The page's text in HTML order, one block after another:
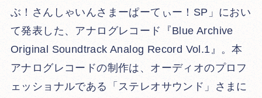
ぶ！さんしゃいんさまーぱーてぃー！SP」におい
て発表した、アナログレコード『Blue Archive
Original Soundtrack Analog Record Vol.1』。本
アナログレコードの制作は、オーディオのプロフ
ェッショナルである「ステレオサウンド」さまに